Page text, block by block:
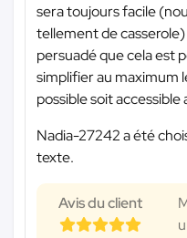
sera toujours facile
tellement de
persuadé que cela est
simplifier au maximum
possible soit accessible
Nadia-27242 a été
texte.
Avis du client